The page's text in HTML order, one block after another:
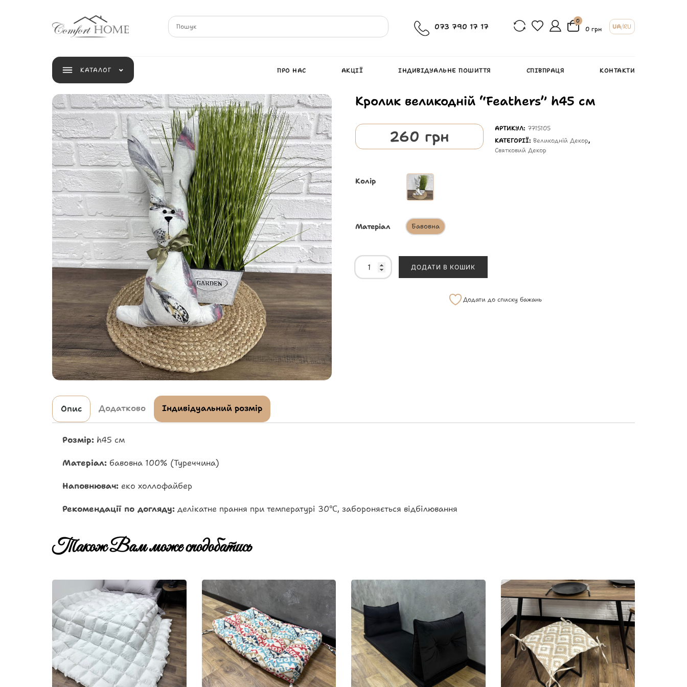
073 790 17 17
0
0 грн UA/RU
КАТАЛОГ ПРО НАС АКЦІЇ ІНДИВІДУАЛЬНЕ ПОШИТТЯ СПІВПРАЦЯ КОНТАКТИ
Кролик великодній “Feathers” h45 см
260 грн АРТИКУЛ: 7715105
КАТЕГОРІЇ:Великодній Декор,
Святковий Декор
Колір
Матеріал Бавовна
ДОДАТИ В КОШИК
Додати до списку бажань
Опис Додатково Індивідуальний розмір
Розмір: h45 см
Матеріал: бавовна 100% (Туреччина)
Наповнювач: еко холлофайбер
Рекомендації по догляду: делікатне прання при температурі 30℃, забороняється відбілювання
Також Вам може сподобатись